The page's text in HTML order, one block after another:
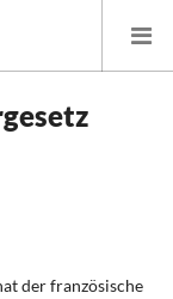
der französische